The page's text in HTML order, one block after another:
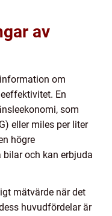
av
om
En
som
eller miles per liter
högre
och kan erbjuda
mätvärde när det
huvudfördelar är